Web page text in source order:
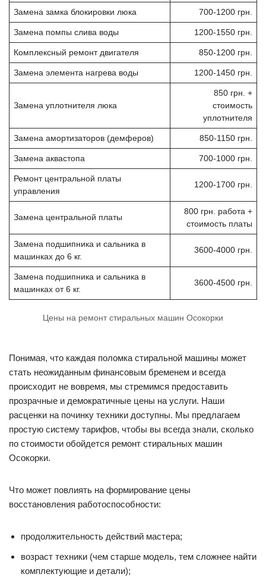
Замена замка блокировки люка 700-1200 грн.
Замена помпы слива воды 1200-1550 грн.
Комплексный ремонт двигателя 850-1200 грн.
Замена элемента нагрева воды 1200-1450 грн.
Замена уплотнителя люка
850 грн. +
стоимость
уплотнителя
Замена амортизаторов (демферов) 850-1150 грн.
Замена аквастопа 700-1000 грн.
Ремонт центральной платы
управления
1200-1700 грн.
Замена центральной платы
800 грн. работа +
стоимость платы
Замена подшипника и сальника в
машинках до 6 кг.
3600-4000 грн.
Замена подшипника и сальника в
машинках от 6 кг.
3600-4500 грн.
Цены на ремонт стиральных машин Осокорки
Понимая, что каждая поломка стиральной машины может
стать неожиданным финансовым бременем и всегда
происходит не вовремя, мы стремимся предоставить
прозрачные и демократичные цены на услуги. Наши
расценки на починку техники доступны. Мы предлагаем
простую систему тарифов, чтобы вы всегда знали, сколько
по стоимости обойдется ремонт стиральных машин
Осокорки.
Что может повлиять на формирование цены
восстановления работоспособности:
продолжительность действий мастера;
возраст техники (чем старше модель, тем сложнее найти
комплектующие и детали);